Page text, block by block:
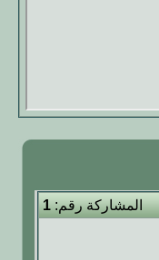
المشاركة رقم:1